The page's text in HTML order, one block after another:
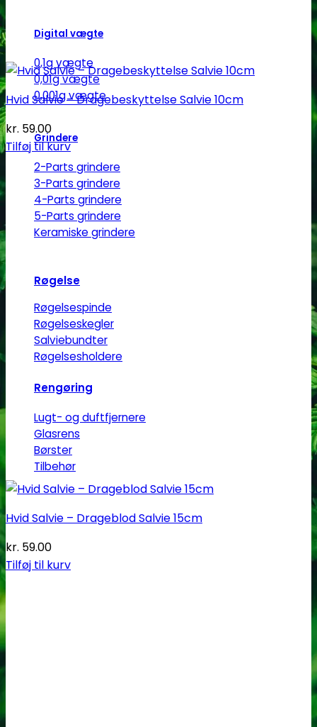
Digital vægte
0,1g vægte
0,01g vægte
0,001g vægte
Grindere
2-Parts grindere
3-Parts grindere
4-Parts grindere
5-Parts grindere
Keramiske grindere
Røgelse
Røgelsespinde
Røgelseskegler
Salviebundter
Røgelsesholdere
Rengøring
Lugt- og duftfjernere
Glasrens
Børster
Tilbehør
Hvid Salvie – Dragebeskyttelse Salvie 10cm
kr. 59.00
Tilføj til kurv
Hvid Salvie – Drageblod Salvie 15cm
kr. 59.00
Tilføj til kurv